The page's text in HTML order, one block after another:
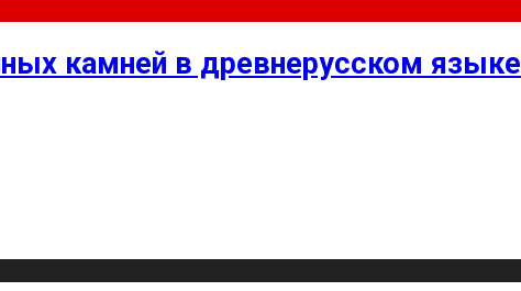
камней в древнерусском языке